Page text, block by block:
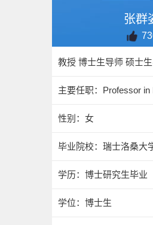
张群
教授 博士生导师 硕士
主要任职：Professor in
性别：女
毕业院校：瑞士洛桑大
学历：博士研究生毕业
学位：博士生